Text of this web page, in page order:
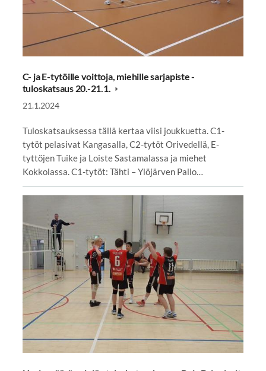
C- ja E-tytöille voittoja, miehille sarjapiste -
tuloskatsaus 20.-21.1.
21.1.2024
Tuloskatsauksessa tällä kertaa viisi joukkuetta. C1-
tytöt pelasivat Kangasalla, C2-tytöt Orivedellä, E-
tyttöjen Tuike ja Loiste Sastamalassa ja miehet
Kokkolassa. C1-tytöt: Tähti – Ylöjärven Pallo…